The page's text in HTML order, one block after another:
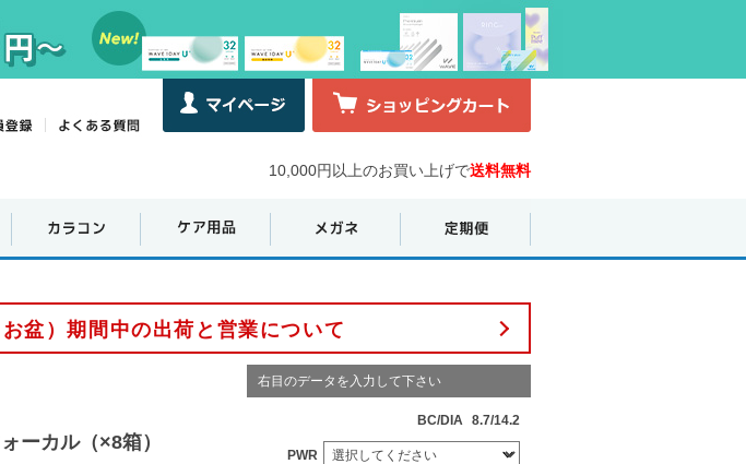
10,000円以上のお買い上げで送料無料
盆）期間中の出荷と営業について
ーカル（×8箱）
右目のデータを入力して下さい
BC/DIA 8.7/14.2
PWR